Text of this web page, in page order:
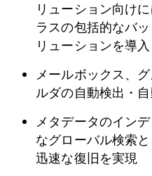
リューション向け
ラスの包括的なバ
リューションを導入
メールボックス、
ルダの自動検出・
メタデータのイン
なグローバル検索
迅速な復旧を実現